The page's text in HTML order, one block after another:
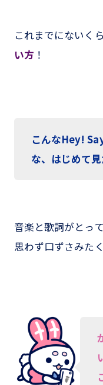
これまでにないく
い方 ！
こんなHey!
な、はじめて見
音楽と歌詞がとっ
思わず口ずさみた